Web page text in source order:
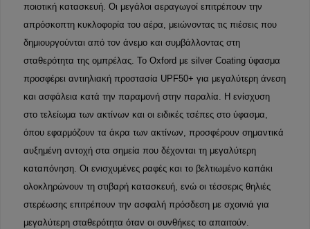
ποιοτική κατασκευή. Οι μεγάλοι αεραγωγοί επιτρέπουν την
απρόσκοπτη κυκλοφορία του αέρα, μειώνοντας τις πιέσεις που
δημιουργούνται από τον άνεμο και συμβάλλοντας στη
σταθερότητα της ομπρέλας. To Oxford με silver Coating ύφασμα
προσφέρει αντιηλιακή προστασία UPF50+ για μεγαλύτερη άνεση
και ασφάλεια κατά την παραμονή στην παραλία. Η ενίσχυση
στο τελείωμα των ακτίνων και οι ειδικές τσέπες στο ύφασμα,
όπου εφαρμόζουν τα άκρα των ακτίνων, προσφέρουν σημαντικά
αυξημένη αντοχή στα σημεία που δέχονται τη μεγαλύτερη
καταπόνηση. Οι ενισχυμένες ραφές και το βελτιωμένο καπάκι
ολοκληρώνουν τη στιβαρή κατασκευή, ενώ οι τέσσερις θηλιές
στερέωσης επιτρέπουν την ασφαλή πρόσδεση με σχοινιά για
μεγαλύτερη σταθερότητα όταν οι συνθήκες το απαιτούν.